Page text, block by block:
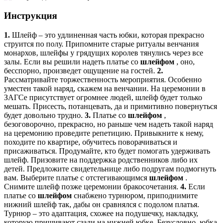
Инструкция
1. Шлейф – это удлиненная часть юбки, которая прекрасно
струится по полу. Припомните старые ритуалы венчания
монархов, шлейфы у грядущих королев тянулись через все
залы. Если вы решили надеть платье со шлейфом , оно,
бесспорно, произведет ощущение на гостей. 2.
Рассматривайте торжественность мероприятия. Особенно
уместен такой наряд, скажем на венчании. На церемонии в
ЗАГСе присутствует огромнее людей, шлейф будет только
мешать. Присесть, потанцевать, да и примитивно повернуться
будет довольно трудно. 3. Платье со шлейфом ,
безоговорочно, прекрасно, но раньше чем надеть такой наряд
на церемонию проведите репетицию. Привыкните к нему,
походите по квартире, обучитесь поворачиваться и
присаживаться. Продумайте, кто будет помогать удерживать
шлейф. Призовите на поддержка родственников либо их
детей. Предложите свидетельнице либо подругам подмогнуть
вам. Выберите платье с отстегивающимся шлейфом .
Снимите шлейф позже церемонии бракосочетания. 4. Если
платье со шлейфом снабжено турнюром, приподнимите
нижний шлейф так, дабы он сравнялся с подолом платья.
Турнюр – это адаптация, схожее на подушечку, накладку,